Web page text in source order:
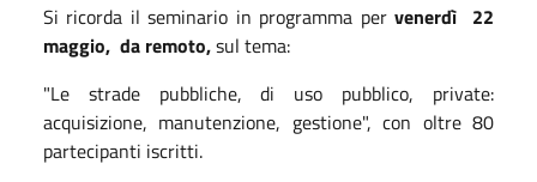
Si ricorda il seminario in programma pervenerdì 22
maggio, da remoto,sul tema:
"Le strade pubbliche, di uso pubblico, private:
acquisizione, manutenzione, gestione", con oltre 80
partecipanti iscritti.